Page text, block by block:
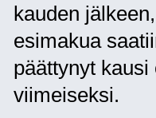
kauden
esimakua
päättynyt
viimeiseksi.